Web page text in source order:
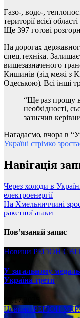
Газо-, водо-,
території всієї
Ще 397 готові
На дорогах
спец.техніка.
вищезазначеного
Кишинів (від межі з
Одеською). Всі інші
“Ще раз прошу
необхідності,
зазначив
Нагадаємо, вчора в
Україні стрімко
Навігація
Через холоди в
електроенергії
На Хмельниччині
ракетної атаки
Пов’язаний запис
Новини РЕГІОН
У загальному
Україна третя
08.17.2025
НовиниРЕГІОН